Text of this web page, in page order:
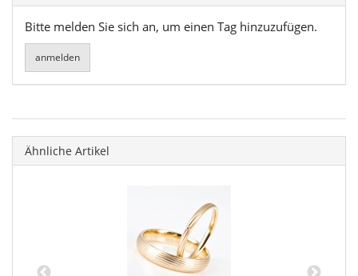
Bitte melden Sie sich an, um einen Tag hinzuzufügen.
Ähnliche Artikel